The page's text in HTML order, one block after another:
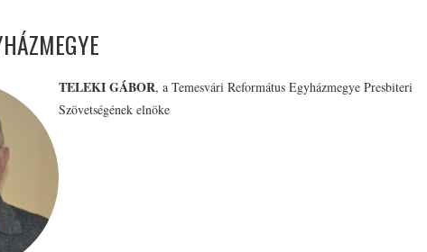
TELEKI GÁBOR, a Temesvári Református Egyházmegye Presbiteri
Szövetségének elnöke